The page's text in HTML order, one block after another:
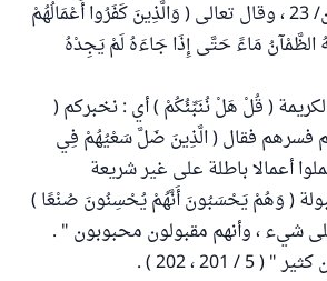
هَبَاءً مَنْثُورًا ) الفرقان/ 23 ، وقال تعالى ( وَالَّذِينَ كَفَرُوا أَعْمَالُهُمْ
مَاءً حَتَّى إِذَا جَاءَهُ لَمْ يَجِدْهُ
( قُلْ هَلْ نُنَبِّئُكُمْ ) أي : نخبركم (
فسرهم فقال ( الَّذِينَ ضَلَّ سَعْيُهُمْ فِي
أعمالا باطلة على غير شريعة
( وَهُمْ يَحْسَبُونَ أَنَّهُمْ يُحْسِنُونَ صُنْعًا )
شيء ، وأنهم مقبولون محبوبون " .
201 ، 202 ) .